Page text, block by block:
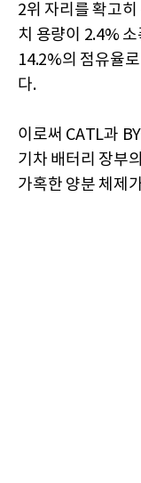
2위 자리를 확고
치 용량이 2.4%
14.2%의 점유율
다.
이로써 CATL과
기차 배터리 장부
가혹한 양분 체제